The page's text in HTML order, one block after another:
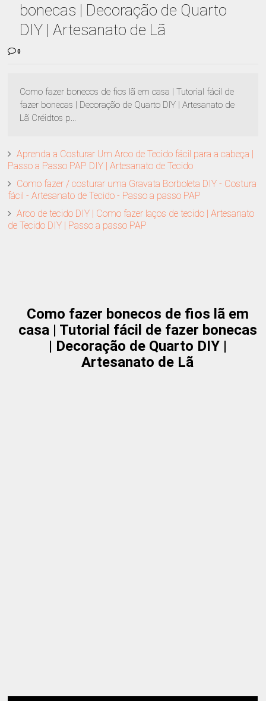
bonecas | Decoração de Quarto
DIY | Artesanato de Lã
0
Como fazer bonecos de fios lã em casa | Tutorial fácil de
fazer bonecas | Decoração de Quarto DIY | Artesanato de
Lã Créidtos p...
Aprenda a Costurar Um Arco de Tecido fácil para a cabeça |
Passo a Passo PAP DIY | Artesanato de Tecido
Como fazer / costurar uma Gravata Borboleta DIY - Costura
fácil - Artesanato de Tecido - Passo a passo PAP
Arco de tecido DIY | Como fazer laços de tecido | Artesanato
de Tecido DIY | Passo a passo PAP
Como fazer bonecos de fios lã em
casa | Tutorial fácil de fazer bonecas
| Decoração de Quarto DIY |
Artesanato de Lã